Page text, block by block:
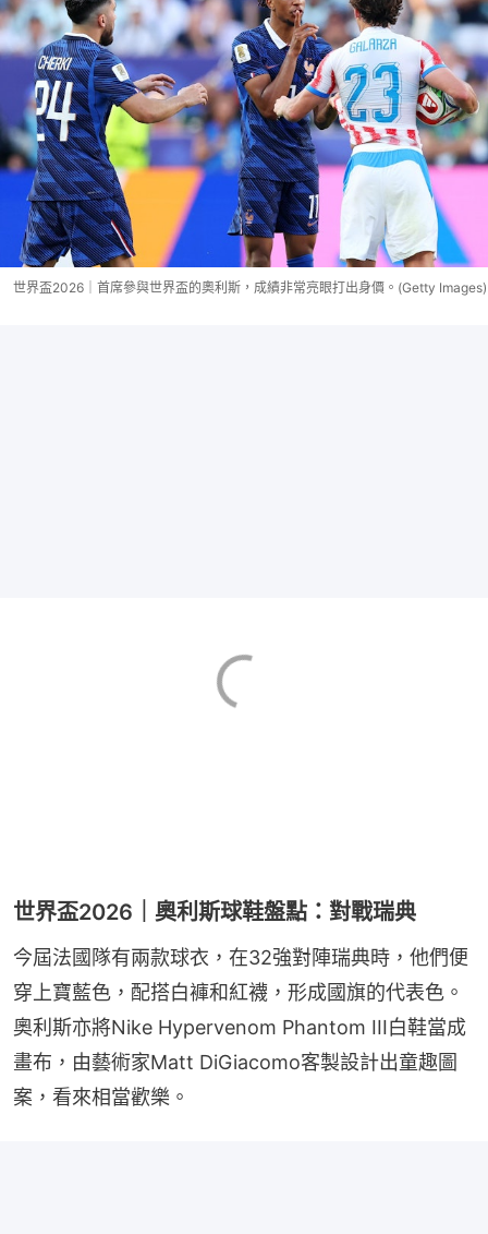
世界盃2026｜首席參與世界盃的奧利斯，成績非常亮眼打出身價。(Getty Images)
世界盃2026｜奧利斯球鞋盤點：對戰瑞典
今屆法國隊有兩款球衣，在32強對陣瑞典時，他們便
穿上寶藍色，配搭白褲和紅襪，形成國旗的代表色。
奧利斯亦將Nike Hypervenom Phantom III白鞋當成
畫布，由藝術家Matt DiGiacomo客製設計出童趣圖
案，看來相當歡樂。